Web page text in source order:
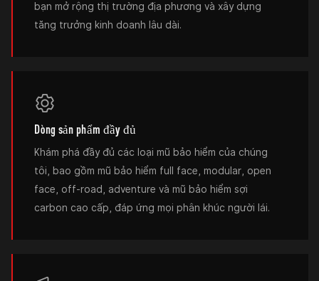
bạn mở rộng thị trường địa phương và xây dựng
tăng trưởng kinh doanh lâu dài.
Dòng sản phẩm đầy đủ
Khám phá đầy đủ các loại mũ bảo hiểm của chúng
tôi, bao gồm mũ bảo hiểm full face, modular, open
face, off-road, adventure và mũ bảo hiểm sợi
carbon cao cấp, đáp ứng mọi phân khúc người lái.